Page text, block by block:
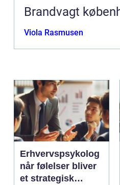
Brandvagt
Viola Rasmusen
Erhvervspsykolog
når følelser bliver
et strategisk